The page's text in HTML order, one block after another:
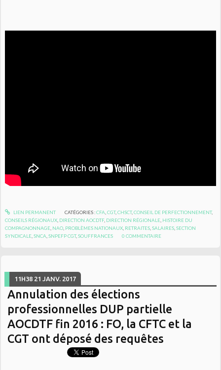
LIEN PERMANENT CATÉGORIES :CFA CGT,CHSCT,CONSEIL DE PERFECTIONNEMENT,
CONSEILS RÉGIONAUX DIRECTION AOCDTF, DIRECTION RÉGIONALE HISTOIRE DU
COMPAGNONNAGE NAO PROBLÈMES NATIONAUX RETRAITES ,SALAIRES ,SECTION
SYNDICALE ,SNCA ,SNPEFP CGT,SOUFFRANCES 0 COMMENTAIRE
11H38 21 JANV. 2017
Annulation des élections
professionnelles DUP partielle
AOCDTF fin 2016 : FO, la CFTC et la
CGT ont déposé des requêtes